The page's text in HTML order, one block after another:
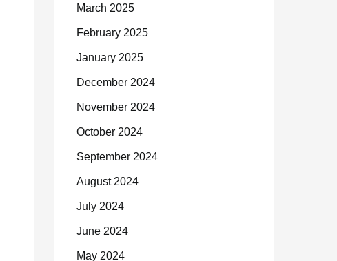
March 2025
February 2025
January 2025
December 2024
November 2024
October 2024
September 2024
August 2024
July 2024
June 2024
May 2024